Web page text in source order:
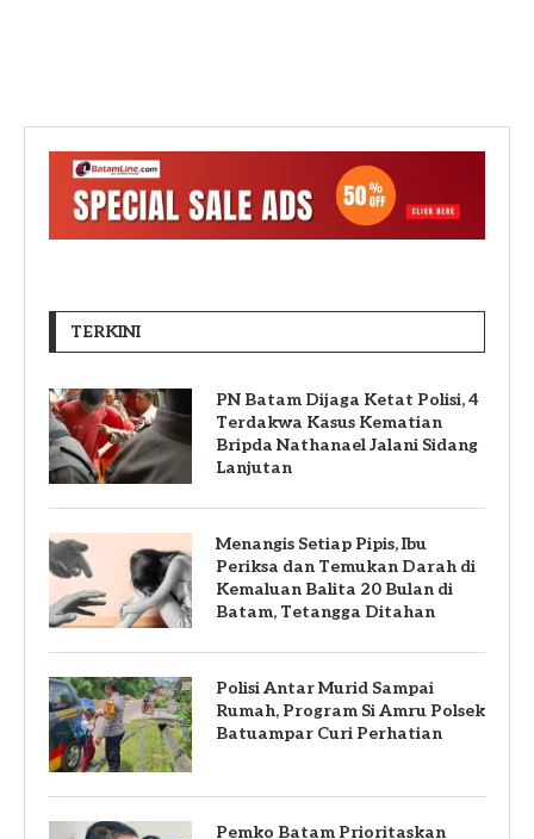
TERKINI
PN Batam Dijaga Ketat Polisi, 4
Terdakwa Kasus Kematian
Bripda Nathanael Jalani Sidang
Lanjutan
Menangis Setiap Pipis, Ibu
Periksa dan Temukan Darah di
Kemaluan Balita 20 Bulan di
Batam, Tetangga Ditahan
Polisi Antar Murid Sampai
Rumah, Program Si Amru Polsek
Batuampar Curi Perhatian
Pemko Batam Prioritaskan